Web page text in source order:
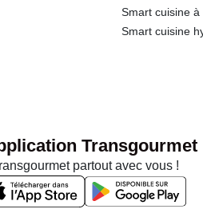
Smart cuisine
Smart cuisine
Transgourmet
partout avec vous !